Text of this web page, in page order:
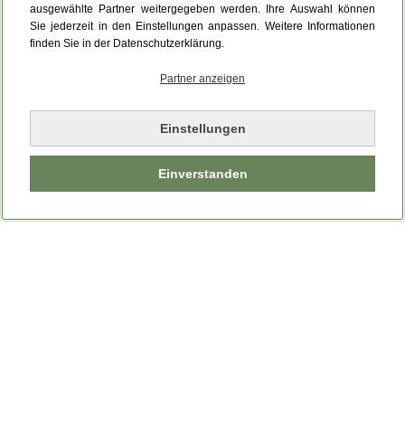
ausgewählte Partner weitergegeben werden. Ihre Auswahl können
Sie jederzeit in den Einstellungen anpassen. Weitere Informationen
finden Sie in der Datenschutzerklärung.
Partner anzeigen
Einstellungen
Einverstanden
Leider ist ein technischer Fehler aufgetreten.
Bitte laden Sie die Seite neu.